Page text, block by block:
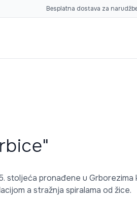
Besplatna dostava za
stoljeća pronađene u Grborezima
a stražnja spiralama od žice.